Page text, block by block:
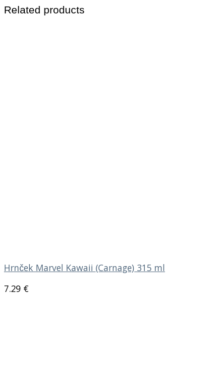
Related products
Hrnček Marvel Kawaii (Carnage) 315 ml
7.29 €